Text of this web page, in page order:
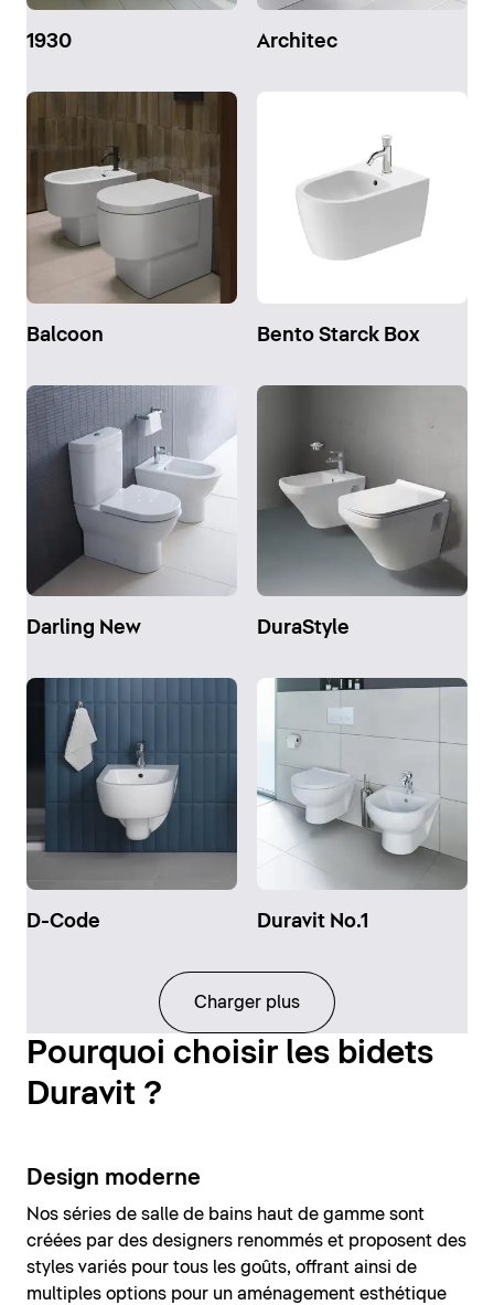
1930 Architec
Balcoon Bento Starck Box
Darling New DuraStyle
D-Code Duravit No.1
Charger plus
Pourquoi choisir les bidets
Duravit ?
Design moderne
Nos séries de salle de bains haut de gamme sont
créées par des designers renommés et proposent des
styles variés pour tous les goûts, offrant ainsi de
multiples options pour un aménagement esthétique